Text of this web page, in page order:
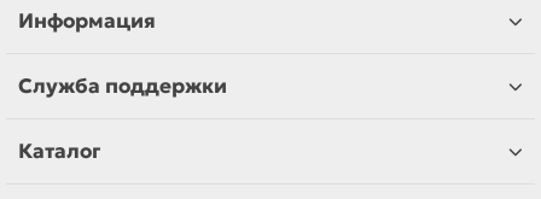
Информация
Служба поддержки
Каталог